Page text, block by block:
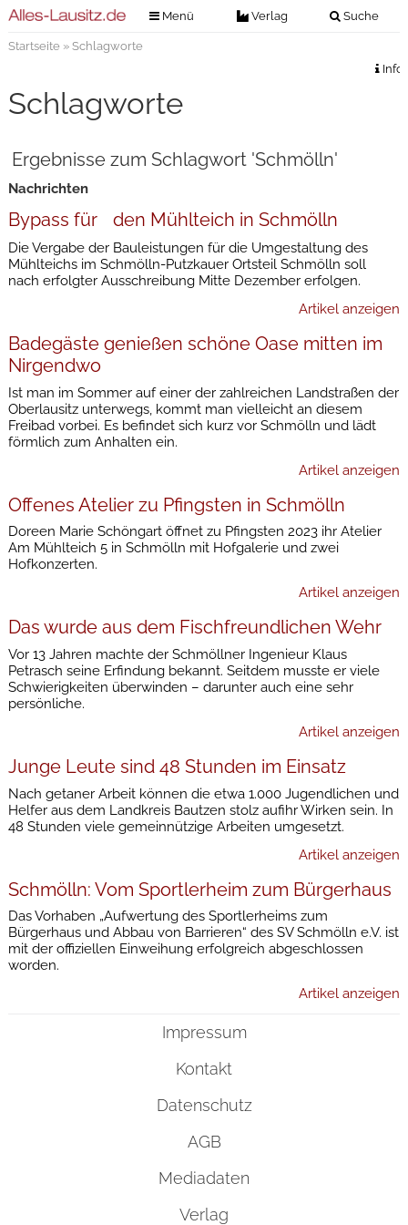
Menü Verlag Suche
Verlag
Kontakt
Anzeigenannahme
Digitale Ausgaben
Startseite» Schlagworte
Info
Schlagworte
Ergebnisse zum Schlagwort 'Schmölln'
Nachrichten
Bypass für den Mühlteich in Schmölln
Die Vergabe der Bauleistungen für die Umgestaltung des
Mühlteichs im Schmölln-Putzkauer Ortsteil Schmölln soll
nach erfolgter Ausschreibung Mitte Dezember erfolgen.
Artikel anzeigen
Badegäste genießen schöne Oase mitten im
Nirgendwo
Ist man im Sommer auf einer der zahlreichen Landstraßen der
Oberlausitz unterwegs, kommt man vielleicht an diesem
Freibad vorbei. Es befindet sich kurz vor Schmölln und lädt
förmlich zum Anhalten ein.
Artikel anzeigen
Offenes Atelier zu Pfingsten in Schmölln
Doreen Marie Schöngart öffnet zu Pfingsten 2023 ihr Atelier
Am Mühlteich 5 in Schmölln mit Hofgalerie und zwei
Hofkonzerten.
Artikel anzeigen
Das wurde aus dem Fischfreundlichen Wehr
Vor 13 Jahren machte der Schmöllner Ingenieur Klaus
Petrasch seine Erfindung bekannt. Seitdem musste er viele
Schwierigkeiten überwinden – darunter auch eine sehr
persönliche.
Artikel anzeigen
Junge Leute sind 48 Stunden im Einsatz
Nach getaner Arbeit können die etwa 1.000 Jugendlichen und
Helfer aus dem Landkreis Bautzen stolz aufihr Wirken sein. In
48 Stunden viele gemeinnützige Arbeiten umgesetzt.
Artikel anzeigen
Schmölln: Vom Sportlerheim zum Bürgerhaus
Das Vorhaben „Aufwertung des Sportlerheims zum
Bürgerhaus und Abbau von Barrieren“ des SV Schmölln e.V. ist
mit der offiziellen Einweihung erfolgreich abgeschlossen
worden.
Artikel anzeigen
Impressum
Kontakt
Datenschutz
AGB
Mediadaten
Verlag